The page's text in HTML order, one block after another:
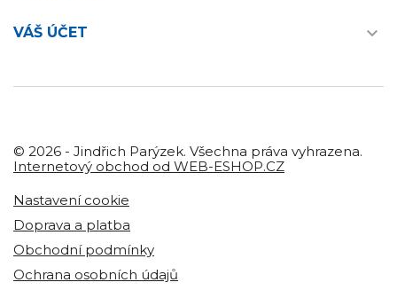
VÁŠ ÚČET 
© 2026 - Jindřich Parýzek. Všechna práva vyhrazena.
Internetový obchod od WEB-ESHOP.CZ
Nastavení cookie
Doprava a platba
Obchodní podmínky
Ochrana osobních údajů